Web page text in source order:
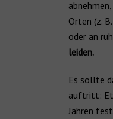
Orten (z.
oder an
leiden.
Es sollte
auftritt:
Jahren